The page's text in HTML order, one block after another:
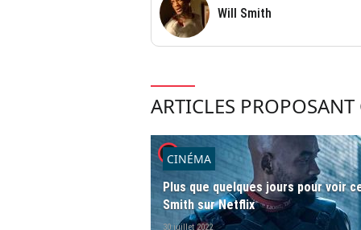
Will Smith
ARTICLES
player2
CINÉMA
Plus que quelques jours pour voir
Smith sur Netflix
30 juillet 2022